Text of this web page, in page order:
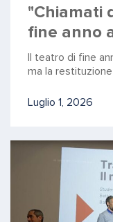
"Chiamati
fine anno
Il teatro di fine
ma la
Luglio 1, 2026